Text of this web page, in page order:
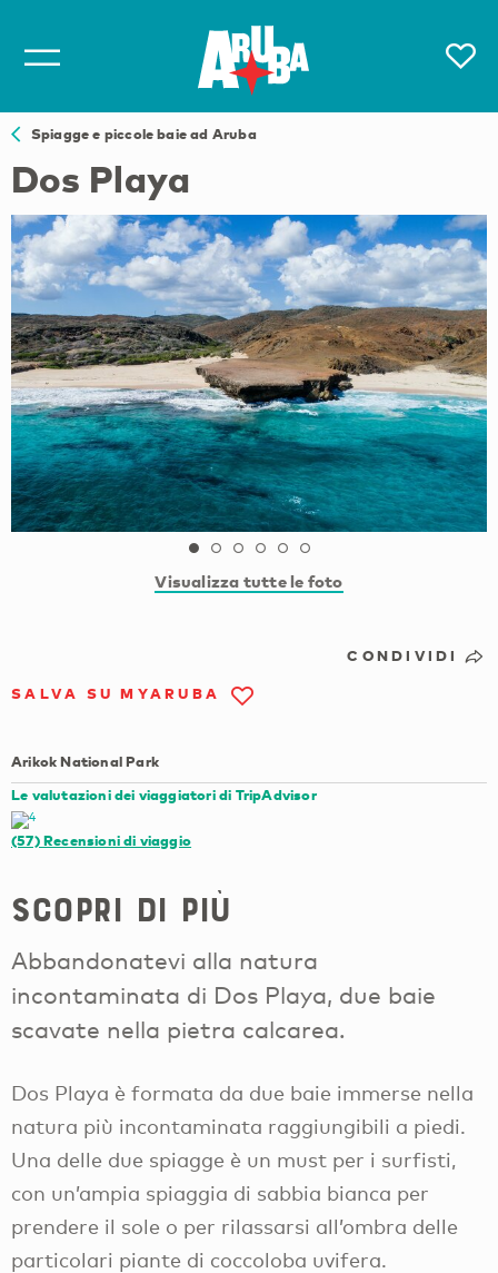
Spiagge e piccole baie ad Aruba
Dos Playa
Visualizza tutte le foto
CONDIVIDI
SALVA SU MYARUBA
Arikok National Park
Le valutazioni dei viaggiatori di TripAdvisor
(57)Recensioni di viaggio
Scopri di più
Abbandonatevi alla natura
incontaminata di Dos Playa, due baie
scavate nella pietra calcarea.
Dos Playa è formata da due baie immerse nella
natura più incontaminata raggiungibili a piedi.
Una delle due spiagge è un must per i surfisti,
con un’ampia spiaggia di sabbia bianca per
prendere il sole o per rilassarsi all’ombra delle
particolari piante di coccoloba uvifera.